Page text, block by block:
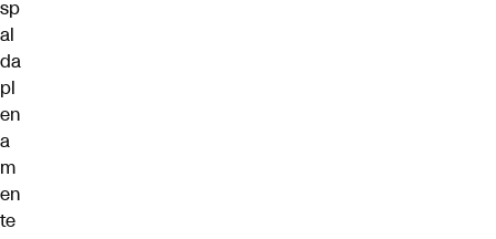
sp
al
da
pl
en
a
m
en
te